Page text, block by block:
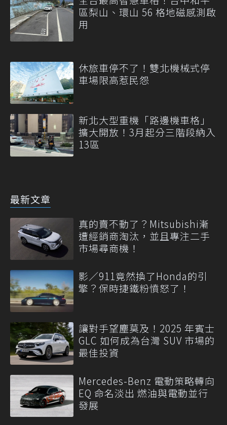
區梨山、環山 56 格地磁感測啟
用
休旅車停不了！雙北機械式停
車場限高惹民怨
新北大型重機「路邊機車格」
擴大開放！3月起分三階段納入
13區
最新文章
真的賣不動了？Mitsubishi漸
遭經銷商淘汰，並且專注二手
市場尋商機！
影／911竟然換了Honda的引
擎？保時捷鐵粉憤怒了！
讓對手望塵莫及！2025 年賓士
GLC 如何成為台灣 SUV 市場的
最佳投資
Mercedes-Benz 電動策略轉向
EQ 命名淡出 燃油與電動並行
發展